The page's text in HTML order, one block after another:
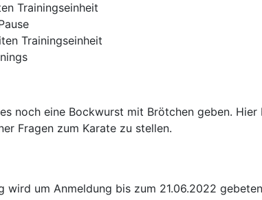
Trainingseinheit
Trainingseinheit
noch eine Bockwurst mit Brötchen geben.
Fragen zum Karate zu stellen.
wird um Anmeldung bis zum 21.06.2022